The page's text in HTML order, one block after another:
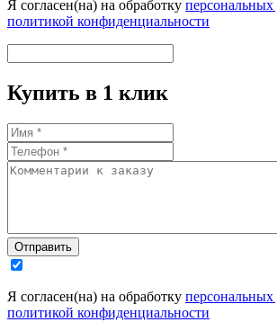
Я согласен(на) на обработку
политикой конфиденциальности
Купить в 1 клик
Отправить
Я согласен(на) на обработку
политикой конфиденциальности